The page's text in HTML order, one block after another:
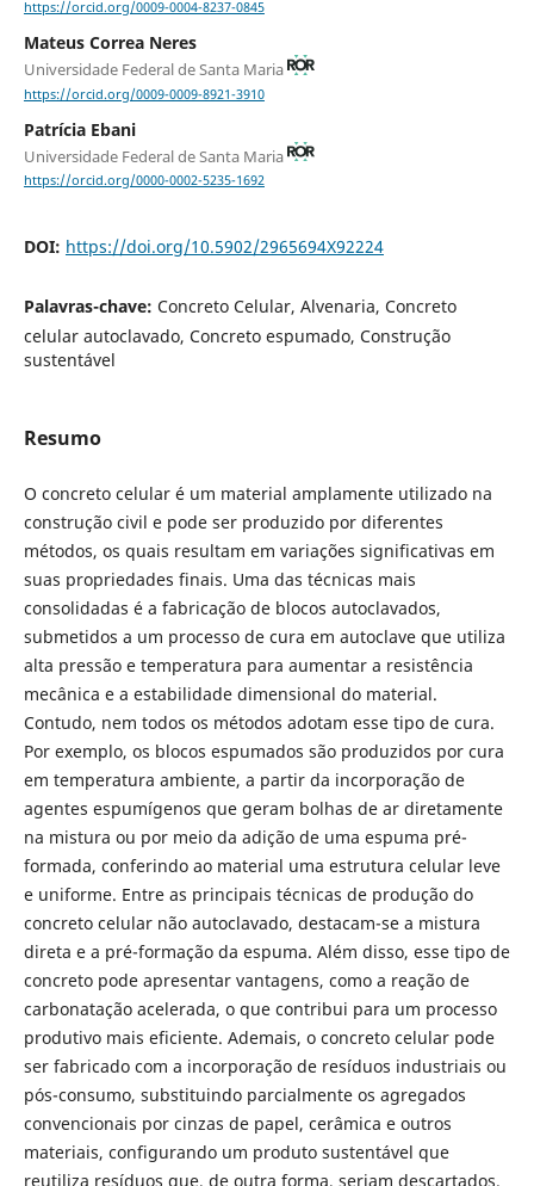
https://orcid.org/0009-0004-8237-0845
Mateus Correa Neres
Universidade Federal de Santa Maria
https://orcid.org/0009-0009-8921-3910
Patrícia Ebani
Universidade Federal de Santa Maria
https://orcid.org/0000-0002-5235-1692
DOI: https://doi.org/10.5902/2965694X92224
Palavras-chave: Concreto Celular, Alvenaria, Concreto
celular autoclavado, Concreto espumado, Construção
sustentável
Resumo
O concreto celular é um material amplamente utilizado na
construção civil e pode ser produzido por diferentes
métodos, os quais resultam em variações significativas em
suas propriedades finais. Uma das técnicas mais
consolidadas é a fabricação de blocos autoclavados,
submetidos a um processo de cura em autoclave que utiliza
alta pressão e temperatura para aumentar a resistência
mecânica e a estabilidade dimensional do material.
Contudo, nem todos os métodos adotam esse tipo de cura.
Por exemplo, os blocos espumados são produzidos por cura
em temperatura ambiente, a partir da incorporação de
agentes espumígenos que geram bolhas de ar diretamente
na mistura ou por meio da adição de uma espuma pré-
formada, conferindo ao material uma estrutura celular leve
e uniforme. Entre as principais técnicas de produção do
concreto celular não autoclavado, destacam-se a mistura
direta e a pré-formação da espuma. Além disso, esse tipo de
concreto pode apresentar vantagens, como a reação de
carbonatação acelerada, o que contribui para um processo
produtivo mais eficiente. Ademais, o concreto celular pode
ser fabricado com a incorporação de resíduos industriais ou
pós-consumo, substituindo parcialmente os agregados
convencionais por cinzas de papel, cerâmica e outros
materiais, configurando um produto sustentável que
reutiliza resíduos que, de outra forma, seriam descartados.